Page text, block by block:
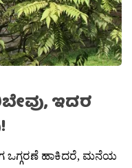
ಇದರ
ಒಗ್ಗರಣೆ ಹಾಕಿದರೆ, ಮನೆಯ